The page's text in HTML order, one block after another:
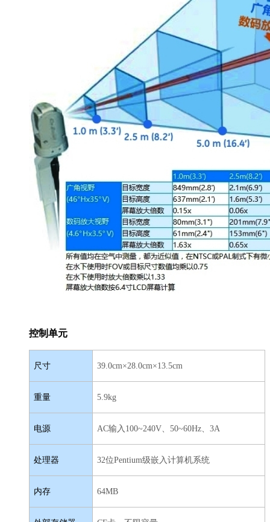
控制单元
尺寸 39.0cm×28.0cm×13.5cm
重量 5.9kg
电源 AC输入100~240V、50~60Hz、3A
处理器 32位Pentium级嵌入计算机系统
内存 64MB